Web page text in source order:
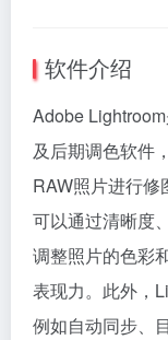
软件介绍
Adobe
及后期调色软件
RAW照片进行
可以通过清晰度
调整照片的色彩
表现力。此外，
例如自动同步、